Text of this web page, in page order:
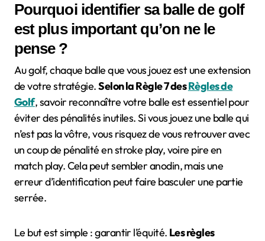
Pourquoi identifier sa balle de golf
est plus important qu’on ne le
pense ?
Au golf, chaque balle que vous jouez est une extension
de votre stratégie.Selon la Règle 7 desRègles de
Golf, savoir reconnaître votre balle est essentiel pour
éviter des pénalités inutiles. Si vous jouez une balle qui
n’est pas la vôtre, vous risquez de vous retrouver avec
un coup de pénalité en stroke play, voire pire en
match play. Cela peut sembler anodin, mais une
erreur d’identification peut faire basculer une partie
serrée.
Le but est simple : garantir l’équité. Les règles